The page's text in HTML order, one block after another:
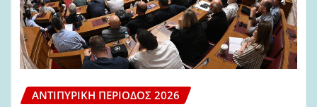
ΑΝΤΙΠΥΡΙΚΉ ΠΕΡΊΟΔΟΣ 2026